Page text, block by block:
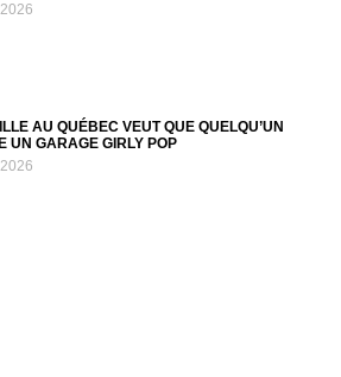
AU QUÉBEC VEUT QUE QUELQU’UN
UN GARAGE GIRLY POP